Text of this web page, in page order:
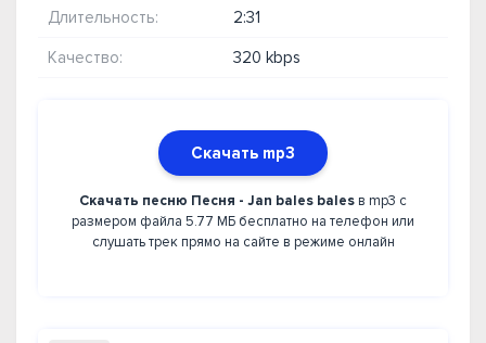
Длительность: 2:31
Качество: 320 kbps
Скачать mp3
Скачать песню Песня - Jan bales bales в mp3 с
размером файла 5.77 МБ бесплатно на телефон или
слушать трек прямо на сайте в режиме онлайн